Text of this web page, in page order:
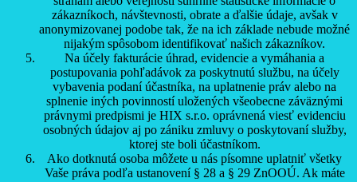
zákazníkoch, návštevnosti, obrate a ďalšie údaje, avšak v
anonymizovanej podobe tak, že na ich základe nebude možné
nijakým spôsobom identifikovať našich zákazníkov.
Na účely fakturácie úhrad, evidencie a vymáhania a
postupovania pohľadávok za poskytnutú službu, na účely
vybavenia podaní účastníka, na uplatnenie práv alebo na
splnenie iných povinností uložených všeobecne záväznými
právnymi predpismi je HIX s.r.o. oprávnená viesť evidenciu
osobných údajov aj po zániku zmluvy o poskytovaní služby,
ktorej ste boli účastníkom.
Ako dotknutá osoba môžete u nás písomne uplatniť všetky
Vaše práva podľa ustanovení § 28 a § 29 ZnOOÚ. Ak máte